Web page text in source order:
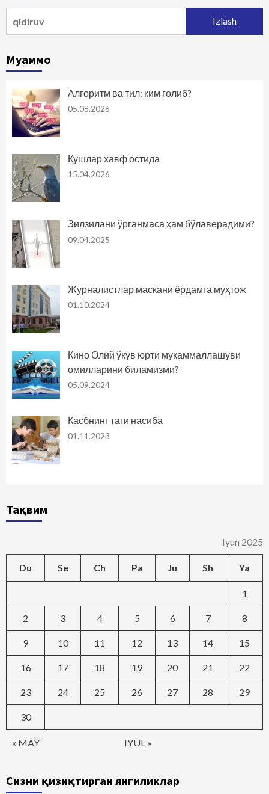
Муаммо
Алгоритм ва тил: ким ғолиб?
05.08.2026
Қушлар хавф остида
15.04.2026
Зилзилани ўрганмаса ҳам бўлаверадими?
09.04.2025
Журналистлар маскани ёрдамга муҳтож
01.10.2024
Кино Олий ўқув юрти мукаммаллашуви
омилларини биламизми?
05.09.2024
Касбнинг таги насиба
01.11.2023
Тақвим
Iyun 2025
Du Se Ch Pa Ju Sh Ya
« MAY IYUL »
1
2 3 4 5 6 7 8
9 10 11 12 13 14 15
16 17 18 19 20 21 22
23 24 25 26 27 28 29
30
Сизни қизиқтирган янгиликлар